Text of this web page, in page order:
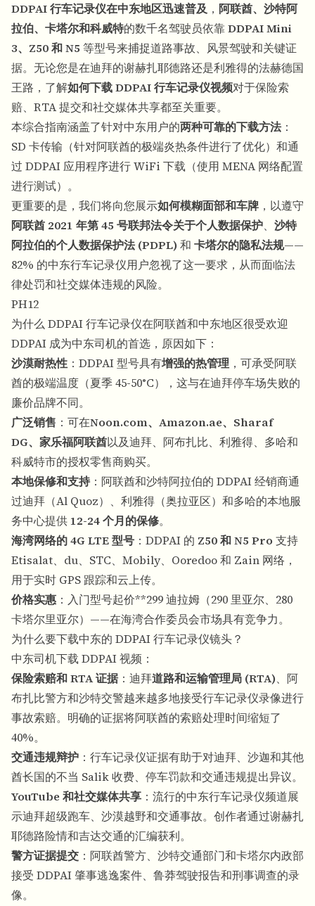
DDPAI 行车记录仪在中东地区迅速普及 ， 阿联酋、沙特阿
拉伯、卡塔尔和科威特的数千名驾驶员依靠DDPAI Mini
3、Z50 和 N5 等型号来捕捉道路事故、风景驾驶和关键证
据。无论您是在迪拜的谢赫扎耶德路还是利雅得的法赫德国
王路，了解如何下载 DDPAI 行车记录仪视频对于保险索
赔、RTA 提交和社交媒体共享都至关重要。
本综合指南涵盖了针对中东用户的两种可靠的下载方法：
SD 卡传输（针对阿联酋的极端炎热条件进行了优化）和通
过 DDPAI 应用程序进行 WiFi 下载（使用 MENA 网络配置
进行测试）。
更重要的是，我们将向您展示如何模糊面部和车牌 ，以遵守
阿联酋 2021 年第 45 号联邦法令关于个人数据保护、 沙特
阿拉伯的个人数据保护法 (PDPL) 和 卡塔尔的隐私法规——
82% 的中东行车记录仪用户忽视了这一要求，从而面临法
律处罚和社交媒体违规的风险。
PH12
为什么 DDPAI 行车记录仪在阿联酋和中东地区很受欢迎
DDPAI 成为中东司机的首选，原因如下：
沙漠耐热性 ：DDPAI 型号具有增强的热管理 ，可承受阿联
酋的极端温度（夏季 45-50°C），这与在迪拜停车场失败的
廉价品牌不同。
广泛销售 ：可在Noon.com、Amazon.ae、Sharaf
DG、家乐福阿联酋以及迪拜、阿布扎比、利雅得、多哈和
科威特市的授权零售商购买。
本地保修和支持 ：阿联酋和沙特阿拉伯的 DDPAI 经销商通
过迪拜（Al Quoz）、利雅得（奥拉亚区）和多哈的本地服
务中心提供 12-24 个月的保修。
海湾网络的 4G LTE 型号 ：DDPAI 的 Z50 和 N5 Pro 支持
Etisalat、du、STC、Mobily、Ooredoo 和 Zain 网络，
用于实时 GPS 跟踪和云上传。
价格实惠 ：入门型号起价**299 迪拉姆（290 里亚尔、280
卡塔尔里亚尔）——在海湾合作委员会市场具有竞争力。
为什么要下载中东的 DDPAI 行车记录仪镜头？
中东司机下载 DDPAI 视频：
保险索赔和 RTA 证据：迪拜道路和运输管理局 (RTA)、阿
布扎比警方和沙特交警越来越多地接受行车记录仪录像进行
事故索赔。明确的证据将阿联酋的索赔处理时间缩短了
40%。
交通违规辩护 ：行车记录仪证据有助于对迪拜、沙迦和其他
酋长国的不当 Salik 收费、停车罚款和交通违规提出异议。
YouTube 和社交媒体共享 ：流行的中东行车记录仪频道展
示迪拜超级跑车、沙漠越野和交通事故。创作者通过谢赫扎
耶德路险情和吉达交通的汇编获利。
警方证据提交 ：阿联酋警方、沙特交通部门和卡塔尔内政部
接受 DDPAI 肇事逃逸案件、鲁莽驾驶报告和刑事调查的录
像。